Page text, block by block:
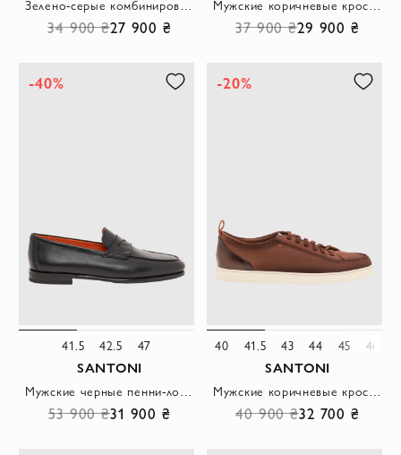
34 900 ₴27 900 ₴ 37 900 ₴29 900 ₴
-40%
41.5 42.5 47
SANTONI
53 900 ₴31 900 ₴
-20%
40 41.5 43 44 45 46
SANTONI
40 900 ₴32 700 ₴